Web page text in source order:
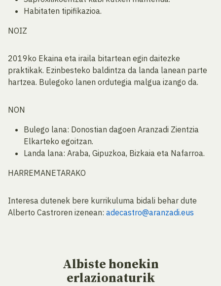
Habitaten tipifikazioa.
NOIZ
2019ko Ekaina eta iraila bitartean egin daitezke
praktikak. Ezinbesteko baldintza da landa lanean parte
hartzea. Bulegoko lanen ordutegia malgua izango da.
NON
Bulego lana: Donostian dagoen Aranzadi Zientzia
Elkarteko egoitzan.
Landa lana: Araba, Gipuzkoa, Bizkaia eta Nafarroa.
HARREMANETARAKO
Interesa dutenek bere kurrikuluma bidali behar dute
Alberto Castroren izenean: adecastro@aranzadi.eus
Albiste honekin
erlazionaturik